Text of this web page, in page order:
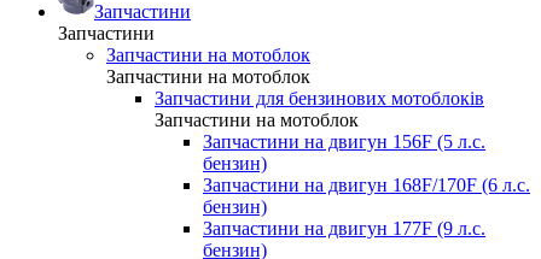
Запчастини
Запчастини
Запчастини на мотоблок
Запчастини на мотоблок
Запчастини для бензинових мотоблоків
Запчастини на мотоблок
Запчастини на двигун 156F (5 л.с.
бензин)
Запчастини на двигун 168F/170F (6 л.с.
бензин)
Запчастини на двигун 177F (9 л.с.
бензин)